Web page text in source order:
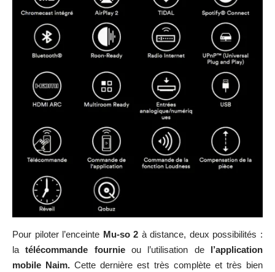
Pour piloter l’enceinte Mu-so 2 à distance, deux possibilités :
latélécommande fournieou l’utilisation de l’application
mobile Naim. Cette dernière est très complète et très bien